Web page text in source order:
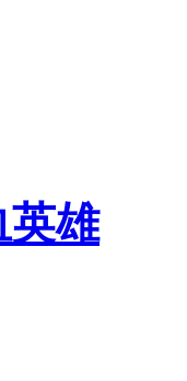
英雄